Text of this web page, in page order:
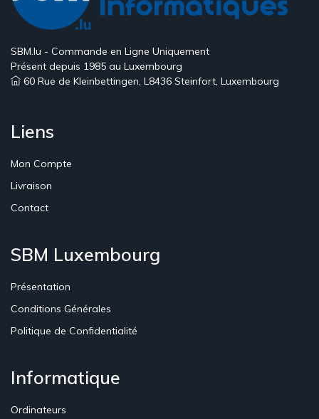
SBM.lu - Commande en Ligne Uniquement
Présent depuis 1985 au Luxembourg
60 Rue de Kleinbettingen, L8436 Steinfort, Luxembourg
Liens
Mon Compte
Livraison
Contact
SBM Luxembourg
Présentation
Conditions Générales
Politique de Confidentialité
Informatique
Ordinateurs